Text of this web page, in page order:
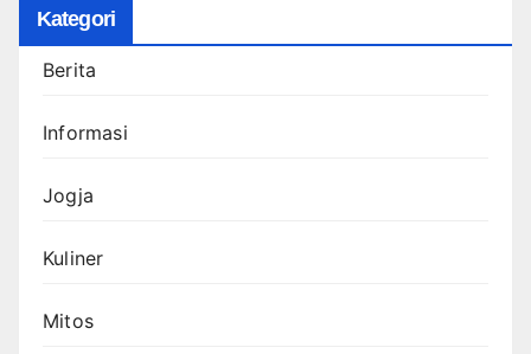
Kategori
Berita
Informasi
Jogja
Kuliner
Mitos